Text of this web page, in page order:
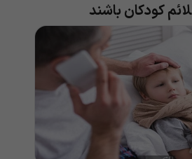
کودکان باشند